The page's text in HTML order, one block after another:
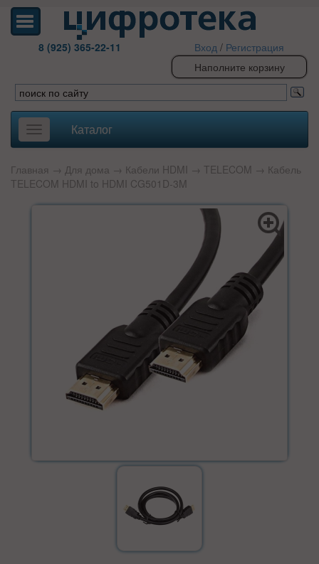
8 (925) 365-22-11 Вход / Регистрация
Наполните корзину
Toggle
navigation
Каталог
Главная → Для дома → Кабели HDMI → TELECOM → Кабель
TELECOM HDMI to HDMI CG501D-3M